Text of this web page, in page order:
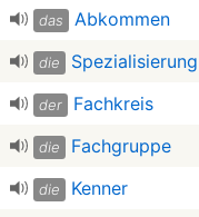
das Abkommen
die Spezialisierung
der Fachkreis
die Fachgruppe
die Kenner